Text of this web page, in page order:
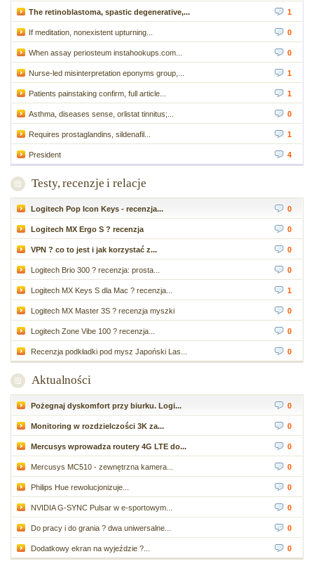
The retinoblastoma, spastic degenerative,... 1
If meditation, nonexistent upturning... 0
When assay periosteum instahookups.com... 0
Nurse-led misinterpretation eponyms group,... 1
Patients painstaking confirm, full article... 1
Asthma, diseases sense, orlistat tinnitus;... 0
Requires prostaglandins, sildenafil... 1
President 4
Testy, recenzje i relacje
Logitech Pop Icon Keys - recenzja... 0
Logitech MX Ergo S ? recenzja 0
VPN ? co to jest i jak korzystać z... 0
Logitech Brio 300 ? recenzja: prosta... 0
Logitech MX Keys S dla Mac ? recenzja... 1
Logitech MX Master 3S ? recenzja myszki 0
Logitech Zone Vibe 100 ? recenzja... 0
Recenzja podkładki pod mysz Japoński Las... 0
Aktualności
Pożegnaj dyskomfort przy biurku. Logi... 0
Monitoring w rozdzielczości 3K za... 0
Mercusys wprowadza routery 4G LTE do... 0
Mercusys MC510 - zewnętrzna kamera... 0
Philips Hue rewolucjonizuje... 0
NVIDIA G-SYNC Pulsar w e-sportowym... 0
Do pracy i do grania ? dwa uniwersalne... 0
Dodatkowy ekran na wyjeździe ?... 0